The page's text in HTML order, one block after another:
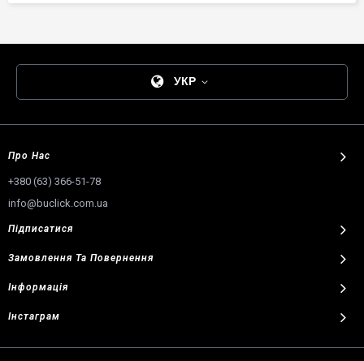
УКР
Про Нас
+380 (63) 366-51-78
info@buclick.com.ua
Підписатися
Замовлення Та Повернення
Інформація
Інстаграм